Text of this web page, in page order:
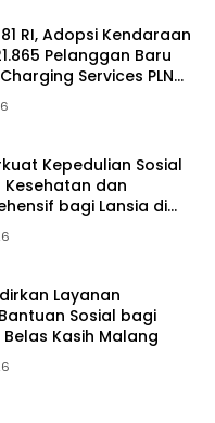
RI, Adopsi Kendaraan
Pelanggan Baru
Services PLN
Kepedulian Sosial
Kesehatan dan
bagi Lansia di
Layanan
Sosial bagi
Kasih Malang